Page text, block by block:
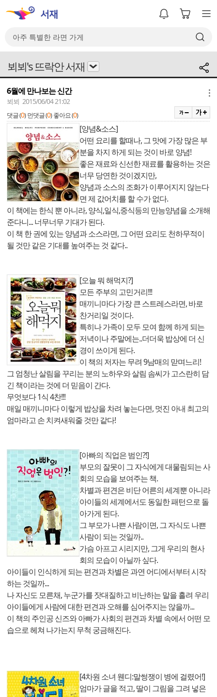
뵈뵈's 뜨락안 서재
6월에 만나보는 신간
뵈뵈 2015/06/04 21:02
댓글 (0) 먼댓글 (0) 좋아요 (0)
[양념&소스]
어떤 요리를 할때나, 그 맛에 가장 많은 부
분을 차지 하게 되는 것이 바로 양념!
좋은 재료와 신선한 재료를 활용하는 것은
너무 당연한 것이겠지만,
양념과 소스의 조화가 이루어지지 않는다
면 제 값어치를 할 수가 없다.
이 책에는 한식 뿐 아니라, 양식,일식,중식등의 만능양념을 소개해
준다니... 너무너무 기대가 된다.
이 책 한 권에 있는 양념과 소스라면, 그 어떤 요리도 천하무적이
될 것만 같은 기대를 높여주는 것 같다..
[오늘 뭐 해먹지?]
모든 주부의 고민거리!!!
매끼니마다 가장 큰 스트레스라면, 바로
찬거리일 것이다.
특히나 가족이 모두 모여 함께 하게 되는
저녁이나 주말에는..더더욱 밥상에 더 신
경이 쓰이게 된다.
이 책의 저자는 무려 9남매의 맏며느리!
그 엄청난 살림을 꾸리는 분의 노하우와 살림 솜씨가 고스란히 담
긴 책이라는 것에 더 믿음이 간다.
무엇보다 1식 4찬!!!
매일 매끼니마다 이렇게 밥상을 차려 놓는다면, 멋진 아내 최고의
엄마라고 손 치켜새워줄 것만 같다!
[아빠의 직업은 범인?!]
부모의 잘못이 그 자식에게 대물림되는 사
회의 모습을 보여주는 책.
차별과 편견은 비단 어른의 세계뿐 아니라
아이들의 세계에서도 동일한 패턴으로 돌
아가게 된다.
그 부모가 나쁜 사람이면, 그 자식도 나쁜
사람이 되는 것일까..
가슴 아프고 시리지만, 그게 우리의 현사
회의 모습이 아닐까 싶다.
아이들이 인식하게 되는 편견과 차별은 과연 어디에서부터 시작
하는 것일까...
나 자신도 모른채, 누군가를 잣대질하고 비난하는 말을 흘려 우리
아이들에게 사람에 대한 편견과 오해를 심어주지는 않을까...
이 책의 주인공 신즈와 아빠가 사회의 편견과 차별 속에서 어떤 모
습으로 헤쳐 나가는지 무척 궁금해진다.
[4차원 소녀 웬디:말썽쟁이 병에 걸렸어!]
엄마가 글을 적고, 딸이 그림을 그려 넣은